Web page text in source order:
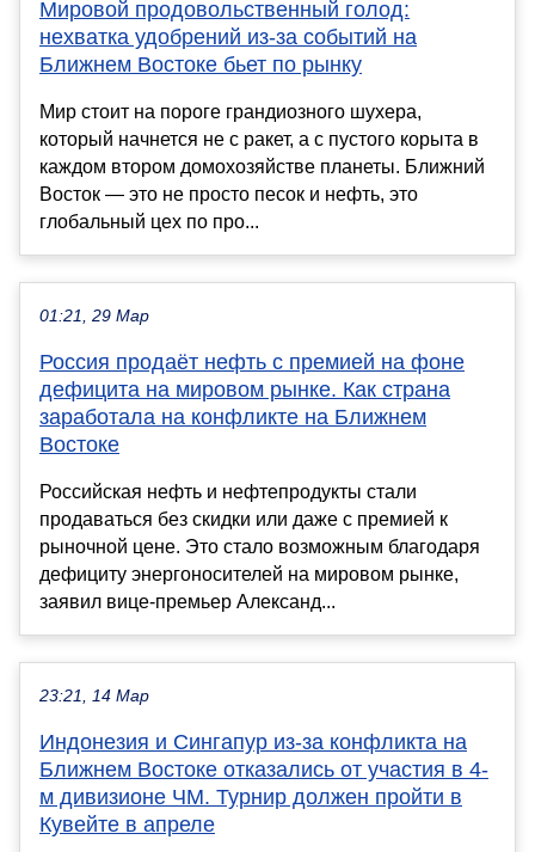
Мировой продовольственный голод:
нехватка удобрений из-за событий на
Ближнем Востоке бьет по рынку
Мир стоит на пороге грандиозного шухера,
который начнется не с ракет, а с пустого корыта в
каждом втором домохозяйстве планеты. Ближний
Восток — это не просто песок и нефть, это
глобальный цех по про...
01:21, 29 Мар
Россия продаёт нефть с премией на фоне
дефицита на мировом рынке. Как страна
заработала на конфликте на Ближнем
Востоке
Российская нефть и нефтепродукты стали
продаваться без скидки или даже с премией к
рыночной цене. Это стало возможным благодаря
дефициту энергоносителей на мировом рынке,
заявил вице-премьер Александ...
23:21, 14 Мар
Индонезия и Сингапур из-за конфликта на
Ближнем Востоке отказались от участия в 4-
м дивизионе ЧМ. Турнир должен пройти в
Кувейте в апреле